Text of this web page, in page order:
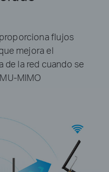
flujos
mejora el
de la red cuando se
MIMO